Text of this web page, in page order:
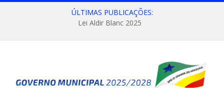
ÚLTIMAS PUBLICAÇÕES:
Lei Aldir Blanc 2025